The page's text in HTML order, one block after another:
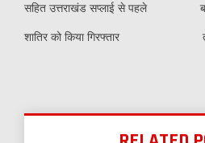
सहित उत्तराखंड सप्लाई से पहले
शातिर को किया गिरफ्तार